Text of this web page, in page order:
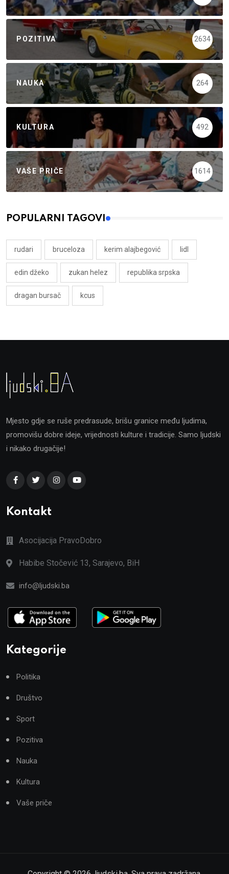
POZITIVA 2634
NAUKA 264
KULTURA 492
VAŠE PRIČE 1614
POPULARNI TAGOVI
rudari bruceloza kerim alajbegović lidl
edin džeko zukan helez republika srpska
dragan bursač kcus
Mjesto gdje se ruše predrasude, brišu granice među ljudima,
promovišu dobre ideje, vrijednosti kulture i tradicije. Samo ljudski
i nikako drugačije!
Kontakt
Asocijacija PravoDobro
Habibe Stočević 13, Sarajevo, BiH
info@ljudski.ba
Kategorije
Politika
Društvo
Sport
Pozitiva
Nauka
Kultura
Vaše priče